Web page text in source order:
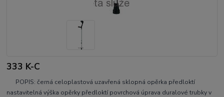
333 K-C
POPIS: černá celoplastová uzavřená sklopná opěrka předloktí
nastavitelná výška opěrky předloktí povrchová úprava duralové trubky v